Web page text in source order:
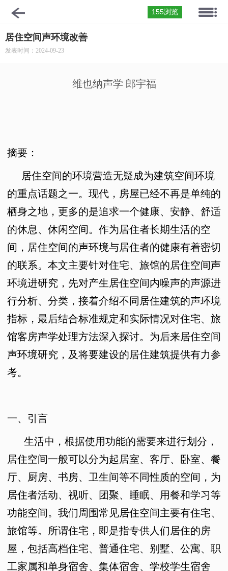
155浏览
居住空间声环境改善
发表时间：2024-09-23
维也纳声学 郎宇福
摘要：
居住空间的环境营造无疑成为建筑空间环境
的重点话题之一。现代，房屋已经不再是单纯的
栖身之地，更多的是追求一个健康、安静、舒适
的休息、休闲空间。作为居住者长期生活的空
间，居住空间的声环境与居住者的健康有着密切
的联系。本文主要针对住宅、旅馆的居住空间声
环境进研究，先对产生居住空间内噪声的声源进
行分析、分类，接着介绍不同居住建筑的声环境
指标，最后结合标准规定和实际情况对住宅、旅
馆客房声学处理方法深入探讨。为后来居住空间
声环境研究，及将要建设的居住建筑提供有力参
考。
一、引言
生活中，根据使用功能的需要来进行划分，
居住空间一般可以分为起居室、客厅、卧室、餐
厅、厨房、书房、卫生间等不同性质的空间，为
居住者活动、视听、团聚、睡眠、用餐和学习等
功能空间。我们周围常见居住空间主要有住宅、
旅馆等。所谓住宅，即是指专供人们居住的房
屋，包括高档住宅、普通住宅、别墅、公寓、职
工家属和单身宿舍、集体宿舍、学校学生宿舍